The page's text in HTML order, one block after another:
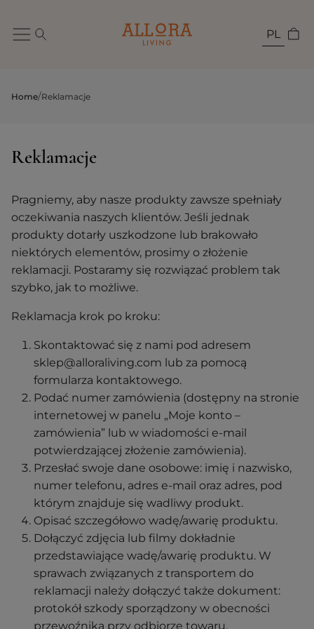
PL
Home/Reklamacje
Reklamacje
Pragniemy, aby nasze produkty zawsze spełniały
oczekiwania naszych klientów. Jeśli jednak
produkty dotarły uszkodzone lub brakowało
niektórych elementów, prosimy o złożenie
reklamacji. Postaramy się rozwiązać problem tak
szybko, jak to możliwe.
Reklamacja krok po kroku:
Skontaktować się z nami pod adresem
sklep@alloraliving.com lub za pomocą
formularza kontaktowego.
Podać numer zamówienia (dostępny na stronie
internetowej w panelu „Moje konto –
zamówienia” lub w wiadomości e-mail
potwierdzającej złożenie zamówienia).
Przesłać swoje dane osobowe: imię i nazwisko,
numer telefonu, adres e-mail oraz adres, pod
którym znajduje się wadliwy produkt.
Opisać szczegółowo wadę/awarię produktu.
Dołączyć zdjęcia lub filmy dokładnie
przedstawiające wadę/awarię produktu. W
sprawach związanych z transportem do
reklamacji należy dołączyć także dokument:
protokół szkody sporządzony w obecności
przewoźnika przy odbiorze towaru.